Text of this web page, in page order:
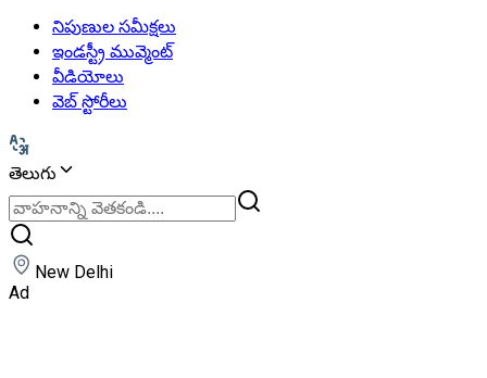
నిపుణుల సమీక్షలు
ఇండస్ట్రీ మువ్మెంట్
వీడియోలు
వెబ్ స్టోరీలు
తెలుగు
New Delhi
Ad